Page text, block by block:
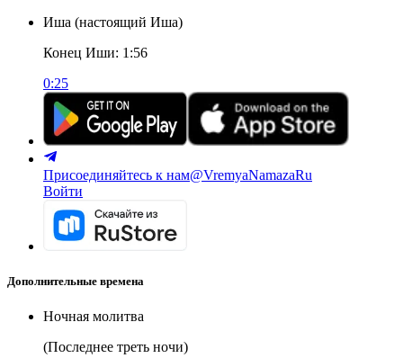
Иша (настоящий Иша)
Конец Иши: 1:56
0:25
Присоединяйтесь к нам@VremyaNamazaRu
Войти
Дополнительные времена
Ночная молитва
(Последнее треть ночи)